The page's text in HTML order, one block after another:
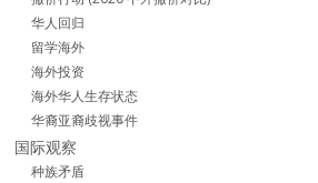
华人回归
留学海外
海外投资
海外华人生存状态
华裔亚裔歧视事件
国际观察
种族矛盾